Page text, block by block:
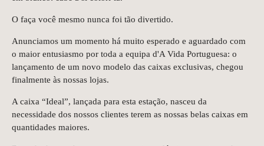
O faça você mesmo nunca foi tão divertido.
Anunciamos um momento há muito esperado e aguardado com
o maior entusiasmo por toda a equipa d'A Vida Portuguesa: o
lançamento de um novo modelo das caixas exclusivas, chegou
finalmente às nossas lojas.
A caixa “Ideal”, lançada para esta estação, nasceu da
necessidade dos nossos clientes terem as nossas belas caixas em
quantidades maiores.